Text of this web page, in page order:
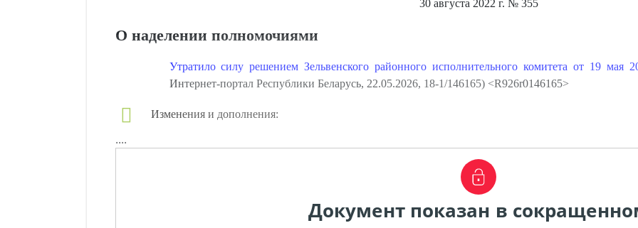
30 августа 2022 г. № 355
О наделении полномочиями
Утратило силу решением Зельвенского районного исполнительного комитета от 19
Интернет-портал Республики Беларусь, 22.05.2026, 18-1/146165) <R926r0146165>
Изменения и дополнения:
....
Документ показан в